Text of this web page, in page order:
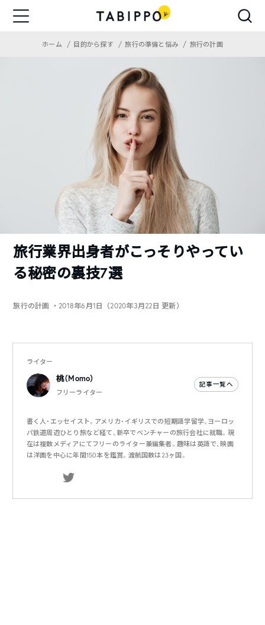
ホーム 目的から探す 旅行の準備と悩み 旅行の計画
旅行業界出身者がこっそりやってい
る秘密の裏技7選
旅行の計画 ・2018年6月1日（2020年3月22日 更新）
ライター
桃（Momo）
フリーライター
記事一覧へ
書く人・エッセイスト。アメリカ・イギリスでの短期語学留学、ヨーロッ
パ鉄道周遊ひとり旅など経て、新卒でベンチャーの旅行会社に就職。現
在は複数メディアにてフリーのライター兼編集者。趣味は英語で、映画
は洋画を中心に年間150本を鑑賞。渡航国数は23ヶ国。